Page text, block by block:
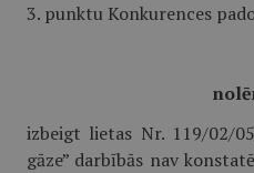
3. punktu Konkurences
izbeigt lietas Nr. 119/02/
gāze” darbībās nav